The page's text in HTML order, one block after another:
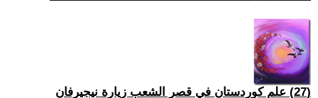
(27) علم كوردستان في قصر الشعب زيارة نيجيرفان